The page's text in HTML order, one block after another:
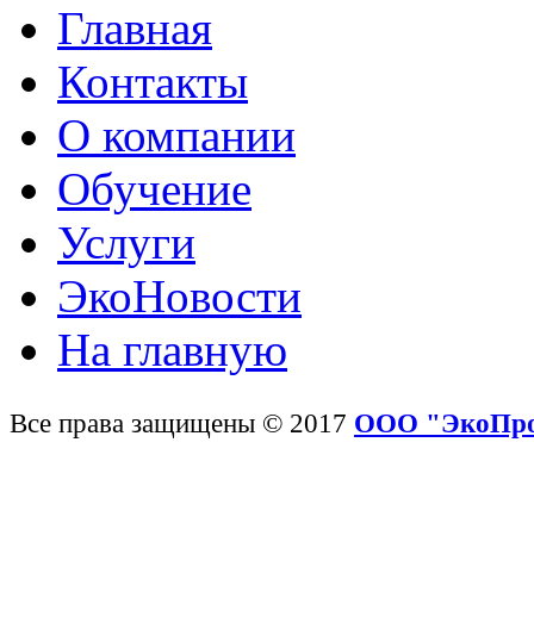
Главная
Контакты
О компании
Обучение
Услуги
ЭкоНовости
На главную
Все права защищены © 2017 ООО